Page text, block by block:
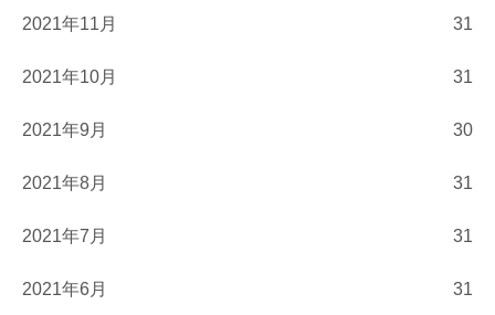
2021年11月 31
2021年10月 31
2021年9月 30
2021年8月 31
2021年7月 31
2021年6月 31